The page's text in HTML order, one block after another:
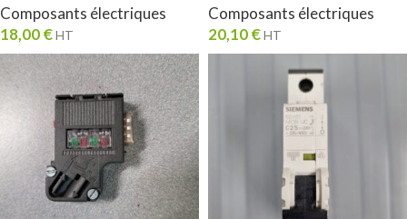
Composants électriques
18,00€HT
Composants électriques
20,10€HT